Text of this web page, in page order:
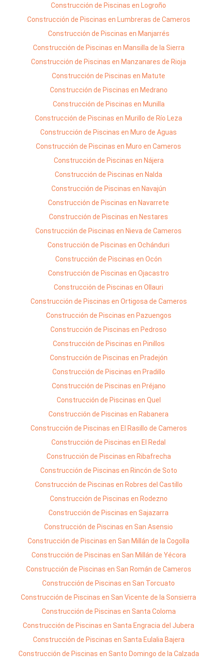
Construcción de Piscinas en Logroño
Construcción de Piscinas en Lumbreras de Cameros
Construcción de Piscinas en Manjarrés
Construcción de Piscinas en Mansilla de la Sierra
Construcción de Piscinas en Manzanares de Rioja
Construcción de Piscinas en Matute
Construcción de Piscinas en Medrano
Construcción de Piscinas en Munilla
Construcción de Piscinas en Murillo de Río Leza
Construcción de Piscinas en Muro de Aguas
Construcción de Piscinas en Muro en Cameros
Construcción de Piscinas en Nájera
Construcción de Piscinas en Nalda
Construcción de Piscinas en Navajún
Construcción de Piscinas en Navarrete
Construcción de Piscinas en Nestares
Construcción de Piscinas en Nieva de Cameros
Construcción de Piscinas en Ochánduri
Construcción de Piscinas en Ocón
Construcción de Piscinas en Ojacastro
Construcción de Piscinas en Ollauri
Construcción de Piscinas en Ortigosa de Cameros
Construcción de Piscinas en Pazuengos
Construcción de Piscinas en Pedroso
Construcción de Piscinas en Pinillos
Construcción de Piscinas en Pradejón
Construcción de Piscinas en Pradillo
Construcción de Piscinas en Préjano
Construcción de Piscinas en Quel
Construcción de Piscinas en Rabanera
Construcción de Piscinas en El Rasillo de Cameros
Construcción de Piscinas en El Redal
Construcción de Piscinas en Ribafrecha
Construcción de Piscinas en Rincón de Soto
Construcción de Piscinas en Robres del Castillo
Construcción de Piscinas en Rodezno
Construcción de Piscinas en Sajazarra
Construcción de Piscinas en San Asensio
Construcción de Piscinas en San Millán de la Cogolla
Construcción de Piscinas en San Millán de Yécora
Construcción de Piscinas en San Román de Cameros
Construcción de Piscinas en San Torcuato
Construcción de Piscinas en San Vicente de la Sonsierra
Construcción de Piscinas en Santa Coloma
Construcción de Piscinas en Santa Engracia del Jubera
Construcción de Piscinas en Santa Eulalia Bajera
Construcción de Piscinas en Santo Domingo de la Calzada